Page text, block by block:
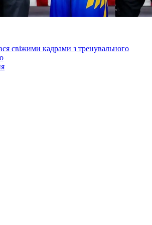
свіжими кадрами з тренувального